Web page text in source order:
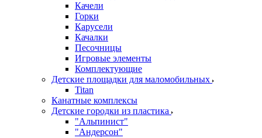
Качели
Горки
Карусели
Качалки
Песочницы
Игровые элементы
Комплектующие
Детские площадки для маломобильных
Titan
Канатные комплексы
Детские городки из пластика
"Альпинист"
"Андерсон"